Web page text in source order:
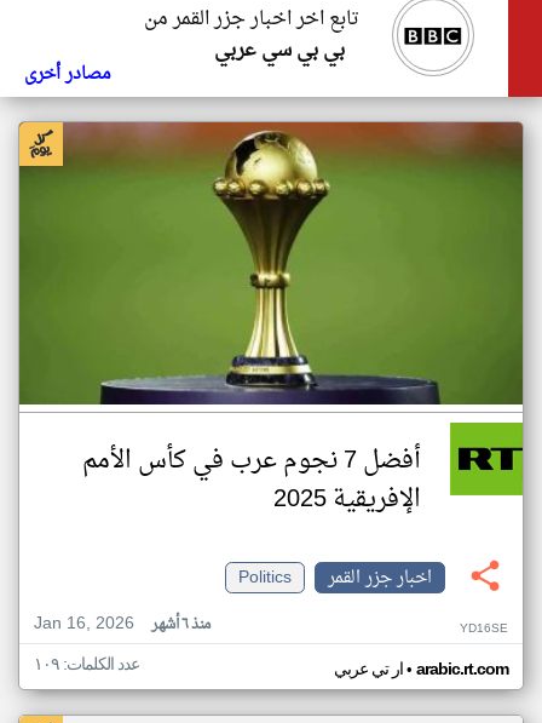
تابع اخر اخبار جزر القمر من
بي بي سي عربي
مصادر أخرى
أفضل 7 نجوم عرب في كأس الأمم
الإفريقية 2025
اخبار جزر القمر
Politics
Jan 16, 2026
منذ ٦ أشهر YD16SE
ار تي عربي• arabic.rt.com عدد الكلمات: ١٠٩